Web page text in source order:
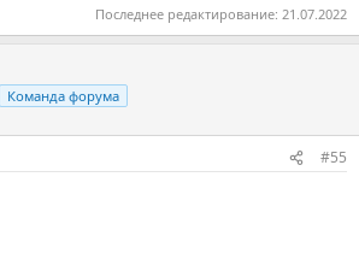
Последнее редактирование: 21.07.2022
Команда форума
#55